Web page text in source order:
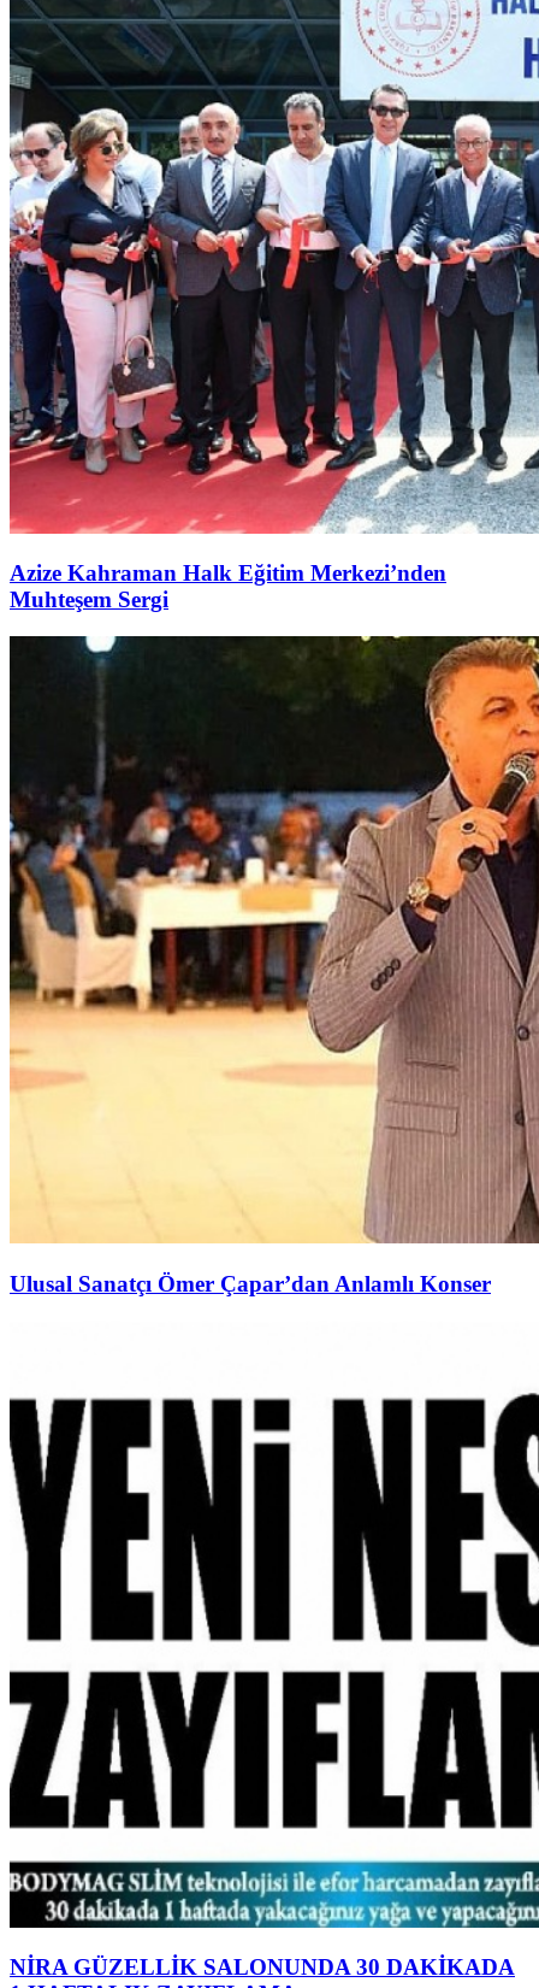
Azize Kahraman Halk Eğitim Merkezi’nden
Muhteşem Sergi
Ulusal Sanatçı Ömer Çapar’dan Anlamlı Konser
NİRA GÜZELLİK SALONUNDA 30 DAKİKADA